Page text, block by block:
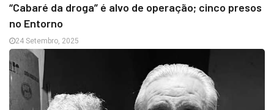
“Cabaré da droga” é alvo de operação; cinco presos
no Entorno
24 Setembro, 2025